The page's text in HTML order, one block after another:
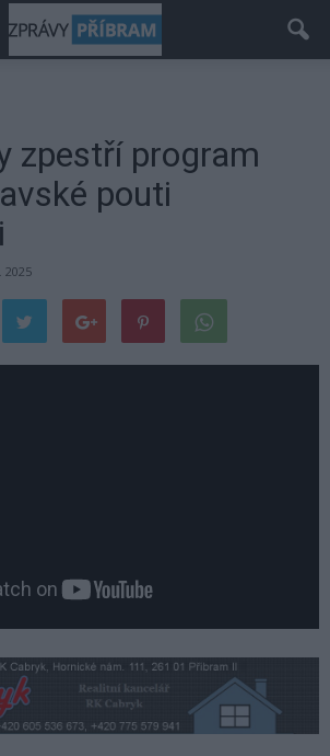
zpestří program
pouti
2025